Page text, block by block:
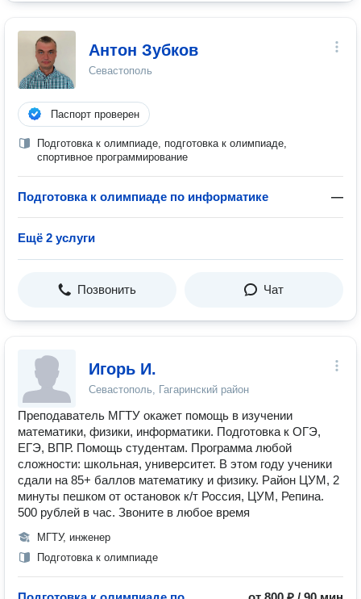
Антон Зубков
Севастополь
Паспорт проверен
Подготовка к олимпиаде, подготовка к олимпиаде,
спортивное программирование
Подготовка к олимпиаде по информатике —
Ещё 2 услуги
Позвонить Чат
Игорь И.
Севастополь, Гагаринский район
Преподаватель МГТУ окажет помощь в изучении
математики, физики, информатики. Подготовка к ОГЭ,
ЕГЭ, ВПР. Помощь студентам. Программа любой
сложности: школьная, университет. В этом году ученики
сдали на 85+ баллов математику и физику. Район ЦУМ, 2
минуты пешком от остановок к/т Россия, ЦУМ, Репина.
500 рублей в час. Звоните в любое время
МГТУ, инженер
Подготовка к олимпиаде